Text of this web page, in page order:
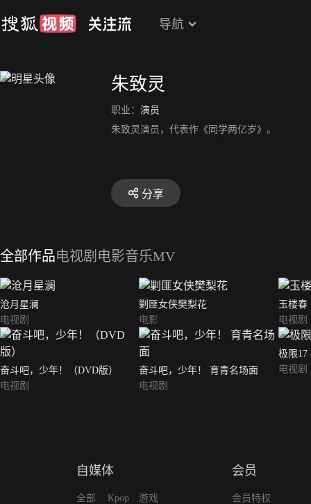
导航
朱致灵
职业： 演员
朱致灵演员，代表作《同学两亿岁》。
分享
全部作品电视剧 电影音乐MV
沧月星澜
电视剧
剿匪女侠樊梨花
电影
玉楼春
电视剧
奋斗吧，少年！（DVD版）
电视剧
奋斗吧，少年！ 育青名场面
电视剧
极限17
电视剧
自媒体
全部
Kpop
游戏
会员
会员特权